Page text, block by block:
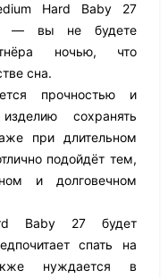
Hard Baby 27
— вы не будете
ночью, что
сна.
прочностью и
сохранять
при длительном
подойдёт тем,
и долговечном
Baby 27 будет
спать на
нуждается в